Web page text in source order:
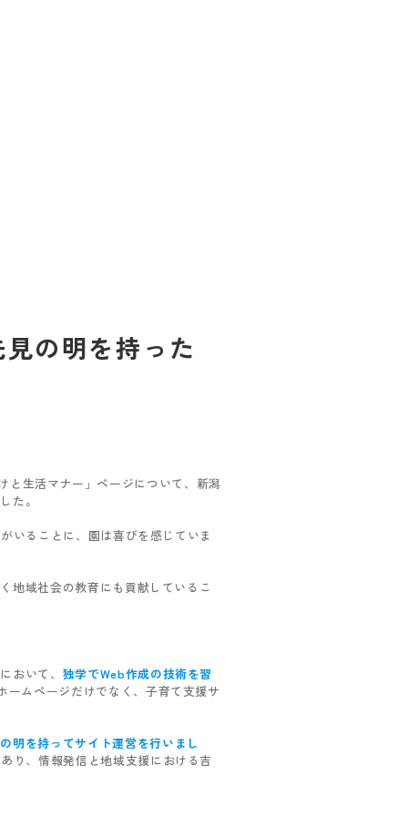
の明を持った
生活マナー」ページについて、新潟
た。
いることに、園は喜びを感じていま
地域社会の教育にも貢献しているこ
おいて、 独学でWeb作成の技術を習
ームページだけでなく、子育て支援サ
明を持ってサイト運営を行いまし
り、情報発信と地域支援における吉